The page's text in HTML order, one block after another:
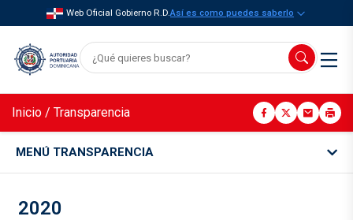
Web Oficial Gobierno R.D.Así es como puedes saberlo
Inicio / Transparencia
MENÚ TRANSPARENCIA
2020